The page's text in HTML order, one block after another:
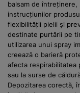
balsam de
instrucțiunilor
flexibilității pielii și
destinate purtării pe
utilizarea unui spray
creează o barieră
afecta respirabilitatea
sau la surse de
Depozitarea corectă,